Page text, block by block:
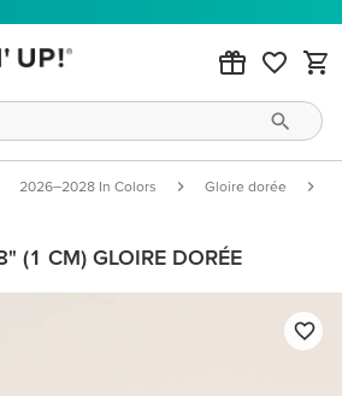
2026–2028 In Colors Gloire dorée
(1 CM) GLOIRE DORÉE